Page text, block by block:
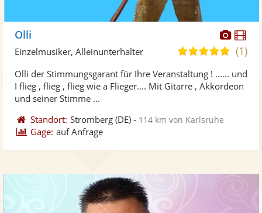
Fotos
Olli
5,0
5
(1)
Einzelmusiker, Alleinunterhalter
Olli der Stimmungsgarant für Ihre Veranstaltung ! ...... und
I flieg , flieg , flieg wie a Flieger.... Mit Gitarre , Akkordeon
und seiner Stimme ...
Standort: Stromberg (DE) - 114 km von Karlsruhe
Gage: auf Anfrage